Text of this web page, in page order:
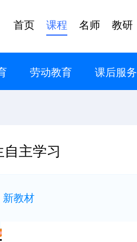
首页 课程 名师 教研
劳动教育 课后服务
主学习
新教材